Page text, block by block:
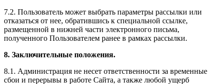
7.2. Пользователь может выбрать параметры рассылки или
отказаться от нее, обратившись к специальной ссылке,
размещенной в нижней части электронного письма,
полученного Пользователем ранее в рамках рассылки.
8. Заключительные положения.
8.1. Администрация не несет ответственности за временные
сбои и перерывы в работе Сайта, а также любой ущерб